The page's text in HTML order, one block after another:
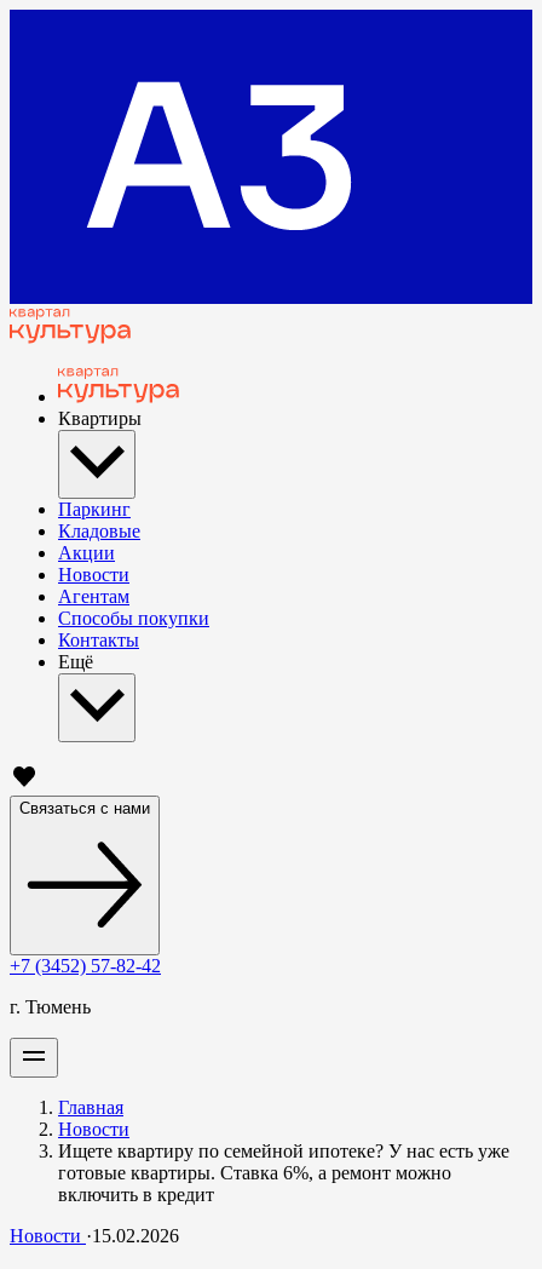
Квартиры
Паркинг
Кладовые
Акции
Новости
Агентам
Способы покупки
Контакты
Ещё
Связаться с нами
+7 (3452) 57-82-42
г. Тюмень
Главная
Новости
Ищете квартиру по семейной ипотеке? У нас есть уже
готовые квартиры. Ставка 6%, а ремонт можно
включить в кредит
Новости ·15.02.2026